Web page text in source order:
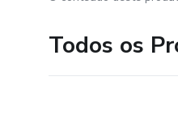
Todos os